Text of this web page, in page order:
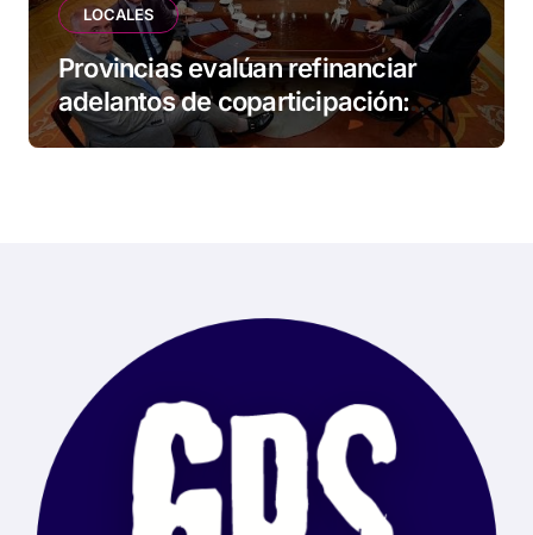
LOCALES
Provincias evalúan refinanciar
adelantos de coparticipación:
Tierra del Fuego, entre las